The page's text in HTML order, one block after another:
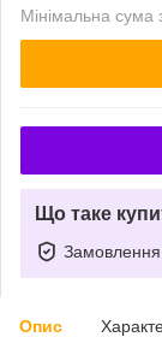
Мінімальна
Що таке
Замовлення
Опис